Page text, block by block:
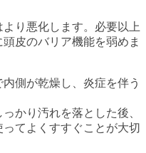
り悪化します。必要以上
皮のバリア機能を弱めま
側が乾燥し、炎症を伴う
かり汚れを落とした後、
てよくすすぐことが大切